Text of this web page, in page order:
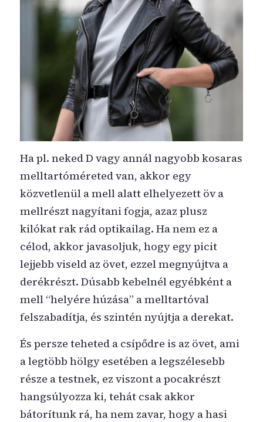
Ha pl. neked D vagy annál nagyobb kosaras
melltartóméreted van, akkor egy
közvetlenül a mell alatt elhelyezett öv a
mellrészt nagyítani fogja, azaz plusz
kilókat rak rád optikailag. Ha nem ez a
célod, akkor javasoljuk, hogy egy picit
lejjebb viseld az övet, ezzel megnyújtva a
derékrészt. Dúsabb kebelnél egyébként a
mell “helyére húzása” a melltartóval
felszabadítja, és szintén nyújtja a derekat.
És persze teheted a csípődre is az övet, ami
a legtöbb hölgy esetében a legszélesebb
része a testnek, ez viszont a pocakrészt
hangsúlyozza ki, tehát csak akkor
bátorítunk rá, ha nem zavar, hogy a hasi